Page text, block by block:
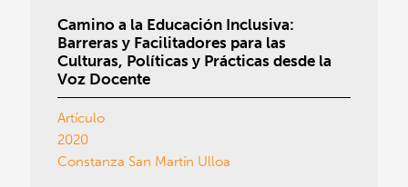
Camino a la Educación Inclusiva:
Barreras y Facilitadores para las
Culturas, Políticas y Prácticas desde la
Voz Docente
Artículo
2020
Constanza San Martín Ulloa